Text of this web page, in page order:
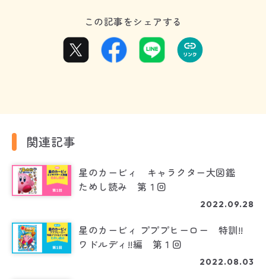
この記事をシェアする
関連記事
星のカービィ キャラクター大図鑑
ためし読み 第１回
2022.09.28
星のカービィ プププヒーロー 特訓!!
ワドルディ!!編 第１回
2022.08.03